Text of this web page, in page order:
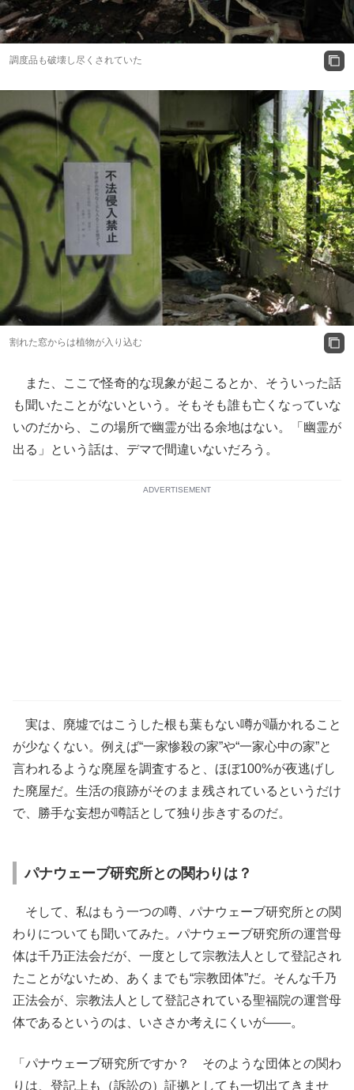
調度品も破壊し尽くされていた
割れた窓からは植物が入り込む
また、ここで怪奇的な現象が起こるとか、そういった話
も聞いたことがないという。そもそも誰も亡くなっていな
いのだから、この場所で幽霊が出る余地はない。「幽霊が
出る」という話は、デマで間違いないだろう。
ADVERTISEMENT
実は、廃墟ではこうした根も葉もない噂が囁かれること
が少なくない。例えば“一家惨殺の家”や“一家心中の家”と
言われるような廃屋を調査すると、ほぼ100%が夜逃げし
た廃屋だ。生活の痕跡がそのまま残されているというだけ
で、勝手な妄想が噂話として独り歩きするのだ。
パナウェーブ研究所との関わりは？
そして、私はもう一つの噂、パナウェーブ研究所との関
わりについても聞いてみた。パナウェーブ研究所の運営母
体は千乃正法会だが、一度として宗教法人として登記され
たことがないため、あくまでも“宗教団体”だ。そんな千乃
正法会が、宗教法人として登記されている聖福院の運営母
体であるというのは、いささか考えにくいが――。
「パナウェーブ研究所ですか？ そのような団体との関わ
りは、登記上も（訴訟の）証拠としても一切出てきませ